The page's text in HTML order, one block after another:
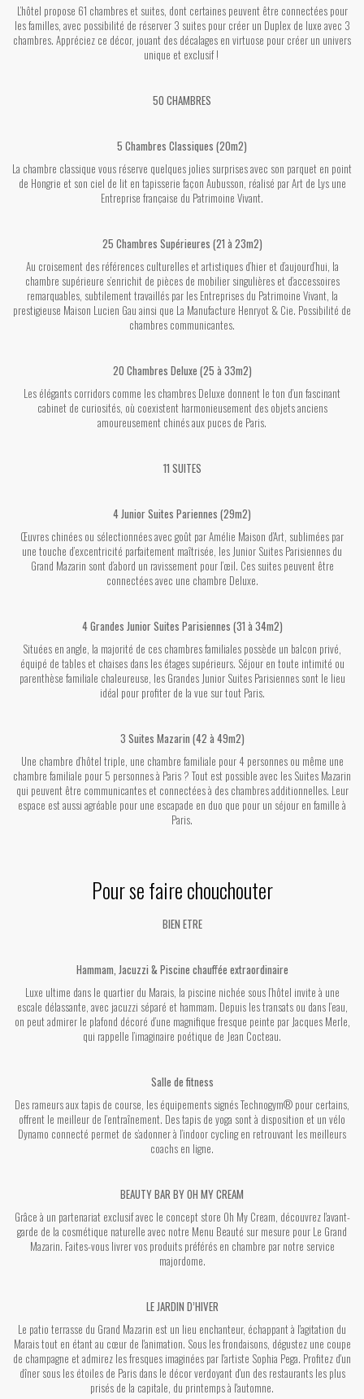
L’hôtel propose 61 chambres et suites, dont certaines peuvent être connectées pour
les familles, avec possibilité de réserver 3 suites pour créer un Duplex de luxe avec 3
chambres. Appréciez ce décor, jouant des décalages en virtuose pour créer un univers
unique et exclusif !
50 CHAMBRES
5 Chambres Classiques (20m2)
La chambre classique vous réserve quelques jolies surprises avec son parquet en point
de Hongrie et son ciel de lit en tapisserie façon Aubusson, réalisé par Art de Lys une
Entreprise française du Patrimoine Vivant.
25 Chambres Supérieures (21 à 23m2)
Au croisement des références culturelles et artistiques d’hier et d’aujourd’hui, la
chambre supérieure s’enrichit de pièces de mobilier singulières et d’accessoires
remarquables, subtilement travaillés par les Entreprises du Patrimoine Vivant, la
prestigieuse Maison Lucien Gau ainsi que La Manufacture Henryot & Cie. Possibilité de
chambres communicantes.
20 Chambres Deluxe (25 à 33m2)
Les élégants corridors comme les chambres Deluxe donnent le ton d’un fascinant
cabinet de curiosités, où coexistent harmonieusement des objets anciens
amoureusement chinés aux puces de Paris.
11 SUITES
4 Junior Suites Pariennes (29m2)
Œuvres chinées ou sélectionnées avec goût par Amélie Maison d’Art, sublimées par
une touche d’excentricité parfaitement maîtrisée, les Junior Suites Parisiennes du
Grand Mazarin sont d’abord un ravissement pour l’œil. Ces suites peuvent être
connectées avec une chambre Deluxe.
4 Grandes Junior Suites Parisiennes (31 à 34m2)
Situées en angle, la majorité de ces chambres familiales possède un balcon privé,
équipé de tables et chaises dans les étages supérieurs. Séjour en toute intimité ou
parenthèse familiale chaleureuse, les Grandes Junior Suites Parisiennes sont le lieu
idéal pour profiter de la vue sur tout Paris.
3 Suites Mazarin (42 à 49m2)
Une chambre d’hôtel triple, une chambre familiale pour 4 personnes ou même une
chambre familiale pour 5 personnes à Paris ? Tout est possible avec les Suites Mazarin
qui peuvent être communicantes et connectées à des chambres additionnelles. Leur
espace est aussi agréable pour une escapade en duo que pour un séjour en famille à
Paris.
Pour se faire chouchouter
BIEN ETRE
Hammam, Jacuzzi & Piscine chauffée extraordinaire
Luxe ultime dans le quartier du Marais, la piscine nichée sous l’hôtel invite à une
escale délassante, avec jacuzzi séparé et hammam. Depuis les transats ou dans l’eau,
on peut admirer le plafond décoré d’une magnifique fresque peinte par Jacques Merle,
qui rappelle l’imaginaire poétique de Jean Cocteau.
Salle de fitness
Des rameurs aux tapis de course, les équipements signés Technogym® pour certains,
offrent le meilleur de l’entraînement. Des tapis de yoga sont à disposition et un vélo
Dynamo connecté permet de s’adonner à l’indoor cycling en retrouvant les meilleurs
coachs en ligne.
BEAUTY BAR BY OH MY CREAM
Grâce à un partenariat exclusif avec le concept store Oh My Cream, découvrez l'avant-
garde de la cosmétique naturelle avec notre Menu Beauté sur mesure pour Le Grand
Mazarin. Faites-vous livrer vos produits préférés en chambre par notre service
majordome.
LE JARDIN D’HIVER
Le patio terrasse du Grand Mazarin est un lieu enchanteur, échappant à l'agitation du
Marais tout en étant au cœur de l'animation. Sous les frondaisons, dégustez une coupe
de champagne et admirez les fresques imaginées par l'artiste Sophia Pega. Profitez d'un
dîner sous les étoiles de Paris dans le décor verdoyant d'un des restaurants les plus
prisés de la capitale, du printemps à l'automne.